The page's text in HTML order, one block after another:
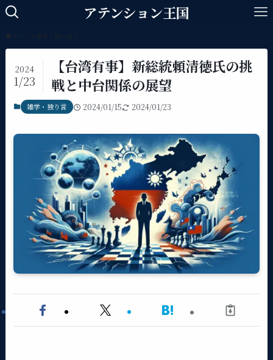
アテンション王国
【台湾有事】新総統頼清徳氏の挑
戦と中台関係の展望
2024
1/23
雑学・独り言 2024/01/15 2024/01/23